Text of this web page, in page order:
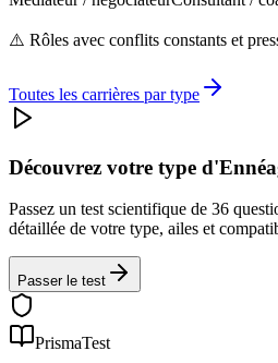
⚠️ Rôles avec conflits constants et
Toutes les carrières par type
Découvrez votre type
Passez un test scientifique de 36
détaillée de votre type, ailes et
Passer le test
PrismaTest